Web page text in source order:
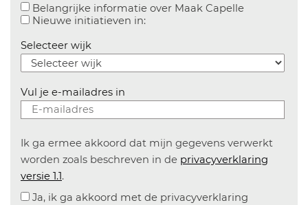
Belangrijke informatie over Maak CapelleAanvinken
Nieuwe initiatieven in:Aanvinken om informatie over
Selecteer wijk
Vul je e-mailadres in
Ik ga ermee akkoord dat mijn gegevens verwerkt
worden zoals beschreven in de privacyverklaring
versie 1.1.
Ja, ik ga akkoord met de privacyverklaring